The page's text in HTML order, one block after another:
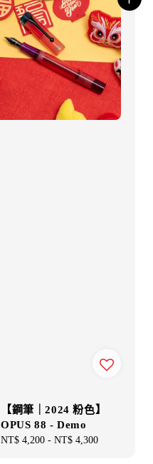
【鋼筆｜2024 粉色】
OPUS 88 - Demo
Regular
NT$ 4,200 - NT$ 4,300